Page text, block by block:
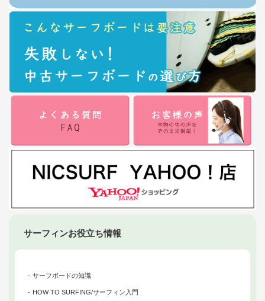
サーフィンお役立ち情報
サーフボードの知識
HOW TO SURFING/サーフィン入門